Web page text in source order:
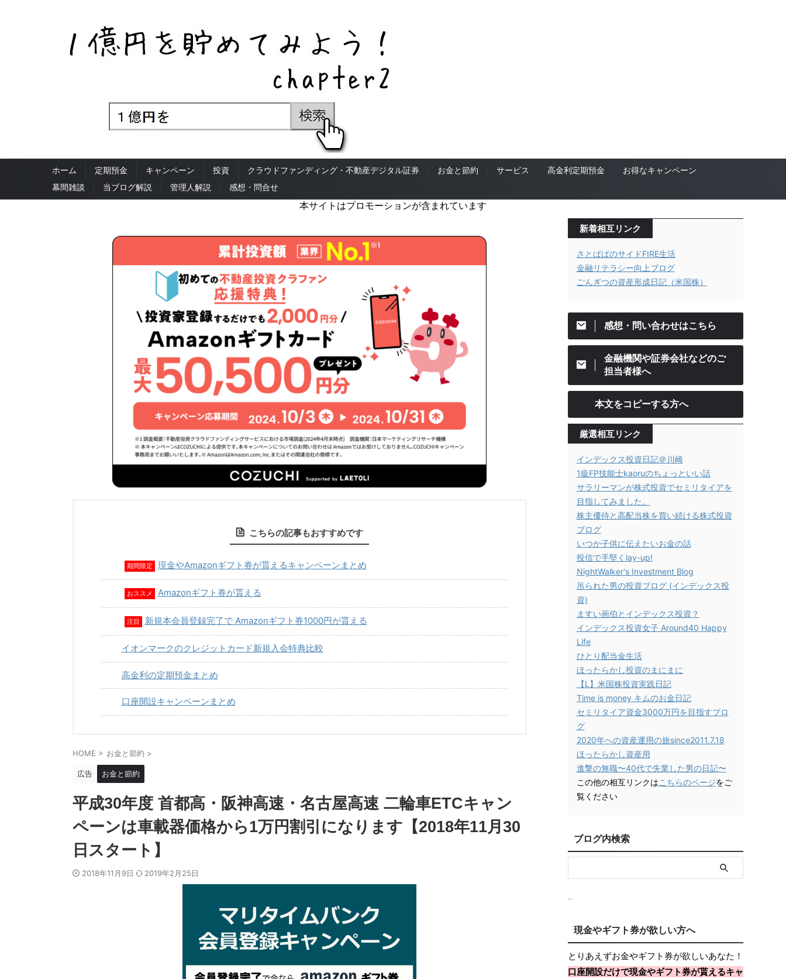
ホーム 定期預金 キャンペーン 投資 クラウドファンディング・不動産デジタル証券 お金と節約 サービス 高金利定期預金
お得なキャンペーン
幕間雑談
当ブログ解説 管理人解説 感想・問合せ
本サイトはプロモーションが含まれています
こちらの記事もおすすめです
期間限定 現金やAmazonギフト券が貰えるキャンペーンまとめ
おススメ Amazonギフト券が貰える
注目 新規本会員登録完了で Amazonギフト券1000円が貰える
イオンマークのクレジットカード新規入会特典比較
高金利の定期預金まとめ
口座開設キャンペーンまとめ
HOME > お金と節約 >
広告 お金と節約
平成30年度 首都高・阪神高速・名古屋高速 二輪車ETCキャン
ペーンは車載器価格から1万円割引になります【2018年11月30
日スタート】
2018年11月9日 2019年2月25日
新着相互リンク
さとぱぱのサイドFIRE生活
金融リテラシー向上ブログ
ごんぎつの資産形成日記（米国株）
感想・問い合わせはこちら
金融機関や証券会社などのご
担当者様へ
本文をコピーする方へ
厳選相互リンク
インデックス投資日記＠川崎
1級FP技能士kaoruのちょっといい話
サラリーマンが株式投資でセミリタイアを
目指してみました。
株主優待と高配当株を買い続ける株式投資
ブログ
いつか子供に伝えたいお金の話
投信で手堅くlay-up!
NightWalker's Investment Blog
吊られた男の投資ブログ (インデックス投
資)
ますい画伯とインデックス投資？
インデックス投資女子 Around40 Happy
Life
ひとり配当金生活
ほったらかし投資のまにまに
【L】米国株投資実践日記
Time is money キムのお金日記
セミリタイア資金3000万円を目指すブロ
グ
2020年への資産運用の旅since2011.7.18
ほったらかし資産用
進撃の無職〜40代で失業した男の日記〜
この他の相互リンクはこちらのページをご
覧ください
ブログ内検索
現金やギフト券が欲しい方へ
とりあえずお金やギフト券が欲しいあなた！
口座開設だけで現金やギフト券が貰えるキャ